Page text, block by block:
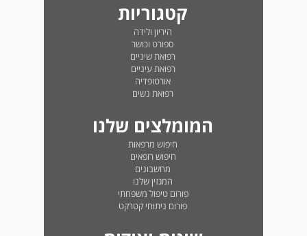
קטגוריות
היריון ולידה
ספורט וכושר
רפואת שיניים
רפואת עיניים
אורטופדיה
רפואת נשים
המומלצים שלנו
חיפוש מרפאות
חיפוש רופאים
מחשבונים
המגזין שלנו
פורום טיפול משפחתי
פורום ניתוחי קטרקט